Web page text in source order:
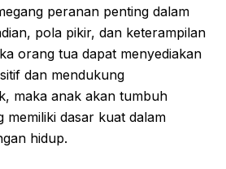
peranan penting dalam
pola pikir, dan keterampilan
orang tua dapat menyediakan
dan mendukung
maka anak akan tumbuh
memiliki dasar kuat dalam
hidup.